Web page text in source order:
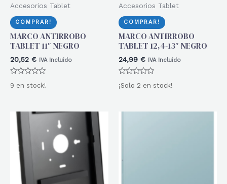
Accesorios Tablet
COMPRAR!
MARCO ANTIRROBO
TABLET 11″ NEGRO
20,52 € IVA Incluido
con
9 en stock!
Accesorios Tablet
COMPRAR!
MARCO ANTIRROBO
TABLET 12,4-13″ NEGRO
24,99 € IVA Incluido
Valorado
con
¡Solo 2 en stock!